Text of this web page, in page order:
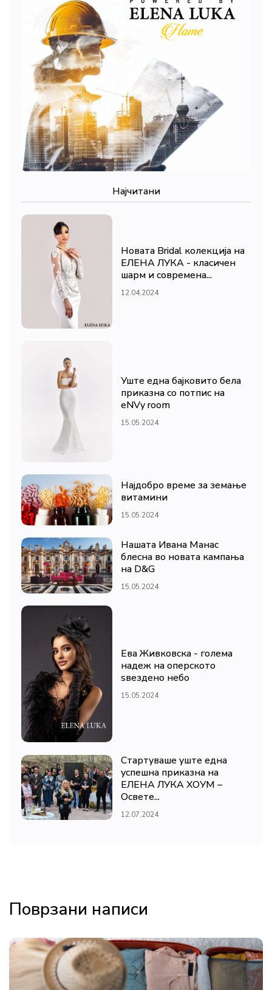
Најчитани
Новата Bridal колекција на
ЕЛЕНА ЛУКА - класичен
шарм и современа...
12.04.2024
Уште една бајковито бела
приказна со потпис на
eNVy room
15.05.2024
Најдобро време за земање
витамини
15.05.2024
Нашата Ивана Манас
блесна во новата кампања
на D&G
15.05.2024
Ева Живковска - голема
надеж на оперското
ѕвездено небо
15.05.2024
Стартуваше уште една
успешна приказна на
ЕЛЕНА ЛУКА ХОУМ –
Освете...
12.07.2024
Поврзани написи